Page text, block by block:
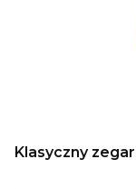
Klasyczny